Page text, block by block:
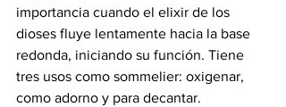
importancia cuando el elixir de los
dioses fluye lentamente hacia la base
redonda, iniciando su función. Tiene
tres usos como sommelier: oxigenar,
como adorno y para decantar.